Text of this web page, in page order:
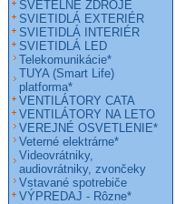
SVETELNÉ ZDROJE
SVIETIDLÁ EXTERIÉR
SVIETIDLÁ INTERIÉR
SVIETIDLÁ LED
Telekomunikácie*
TUYA (Smart Life)
platforma*
VENTILÁTORY CATA
VENTILÁTORY NA LETO
VEREJNÉ OSVETLENIE*
Veterné elektrárne*
Videovrátniky,
audiovrátniky, zvončeky
Vstavané spotrebiče
VÝPREDAJ - Rôzne*